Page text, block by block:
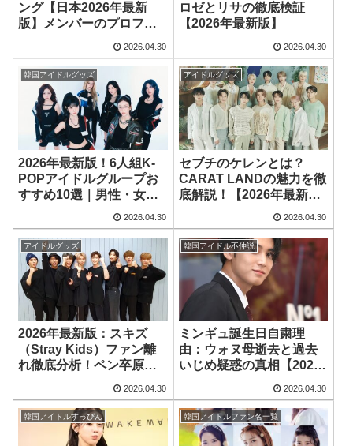
ング【日本2026年最新
版】メンバーのプロフィ
解剖！
2026.04.30
ロゼとリサの徹底検証
【2026年最新版】
2026.04.30
韓国アイドルグッズ
2026年最新版！6人組K-
POPアイドルグループお
すすめ10選｜男性・女性
別人気グループを徹底紹
介
2026.04.30
アイドルグッズ
セブチのケレンとは？
CARAT LANDの魅力を徹
底解説！【2026年最新
2026.04.30
アイドルグッズ
2026年最新版：スキズ
（Stray Kids）ファン離
れ徹底分析！ペン卒原因
2026.04.30
韓国アイドル不仲説
ミンギュ誕生日自粛理
由：ウォヌ母逝去と過去
いじめ疑惑の真相【2026
2026.04.30
韓国アイドルすっぴん 韓国アイドルファン名一覧